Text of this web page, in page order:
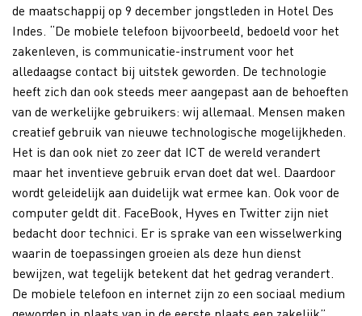
de maatschappij op 9 december jongstleden in Hotel Des
Indes. “De mobiele telefoon bijvoorbeeld, bedoeld voor het
zakenleven, is communicatie-instrument voor het
alledaagse contact bij uitstek geworden. De technologie
heeft zich dan ook steeds meer aangepast aan de behoeften
van de werkelijke gebruikers: wij allemaal. Mensen maken
creatief gebruik van nieuwe technologische mogelijkheden.
Het is dan ook niet zo zeer dat ICT de wereld verandert
maar het inventieve gebruik ervan doet dat wel. Daardoor
wordt geleidelijk aan duidelijk wat ermee kan. Ook voor de
computer geldt dit. FaceBook, Hyves en Twitter zijn niet
bedacht door technici. Er is sprake van een wisselwerking
waarin de toepassingen groeien als deze hun dienst
bewijzen, wat tegelijk betekent dat het gedrag verandert.
De mobiele telefoon en internet zijn zo een sociaal medium